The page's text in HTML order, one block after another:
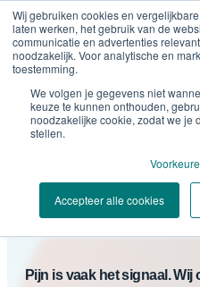
Wij gebruiken cookies en
laten werken, het gebruik van de
communicatie en advertenties
noodzakelijk. Voor analytische en
toestemming.
We volgen je gegevens niet
keuze te kunnen onthouden,
noodzakelijke cookie, zodat we je
stellen.
Accepteer alle cookies
ONZE AANPAK
De Solid
Methode
Pijn is vaak het signaal.